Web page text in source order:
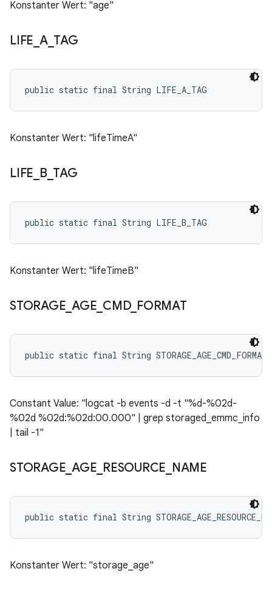
Konstanter Wert: "age"
LIFE A_ TAG
public static final String LIFE_A_TAG
Konstanter Wert: "lifeTimeA"
LIFE B_ TAG
public static final String LIFE_B_TAG
Konstanter Wert: "lifeTimeB"
STORAGE AGE CMD_ FORMAT
public static final String STORAGE_AGE_CMD_FORMAT
Constant Value: "logcat -b events -d -t "%d-%02d-
%02d %02d:%02d:00.000" | grep storaged_emmc_info
| tail -1"
STORAGE AGE RESOURCE NAME
public static final String
Konstanter Wert: "storage_age"